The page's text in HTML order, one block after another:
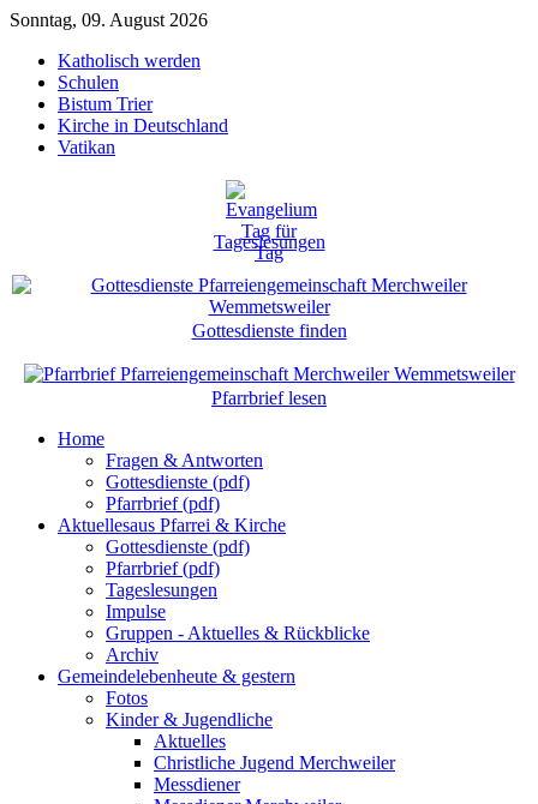
Sonntag, 09. August 2026
Katholisch werden
Schulen
Bistum Trier
Kirche in Deutschland
Vatikan
Tageslesungen
Gottesdienste finden
Pfarrbrief lesen
Home
Fragen & Antworten
Gottesdienste (pdf)
Pfarrbrief (pdf)
Aktuellesaus Pfarrei & Kirche
Gottesdienste (pdf)
Pfarrbrief (pdf)
Tageslesungen
Impulse
Gruppen - Aktuelles & Rückblicke
Archiv
Gemeindelebenheute & gestern
Fotos
Kinder & Jugendliche
Aktuelles
Christliche Jugend Merchweiler
Messdiener